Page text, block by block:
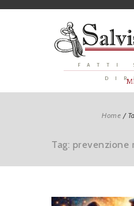
FATTI
Home /
Tag: prevenzione